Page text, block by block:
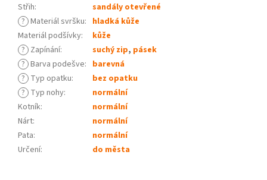
Střih:
sandály otevřené
? Materiál svršku: hladká kůže
Materiál podšívky:
kůže
? Zapínání: suchý zip, pásek
? Barva podešve: barevná
? Typ opatku:
bez opatku
? Typ nohy:
normální
Kotník:
normální
Nárt:
normální
Pata:
normální
Určení: do města